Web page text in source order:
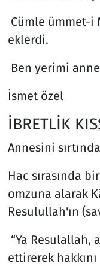
Cümle ümmet-i
eklerdi.
Ben yerimi
İsmet özel
İBRETLİK
Annesini
Hac sırasında
omzuna alarak
Resulullah'ın
“Ya Resulallah,
ettirerek